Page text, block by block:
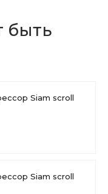
быть
Siam scroll
Siam scroll